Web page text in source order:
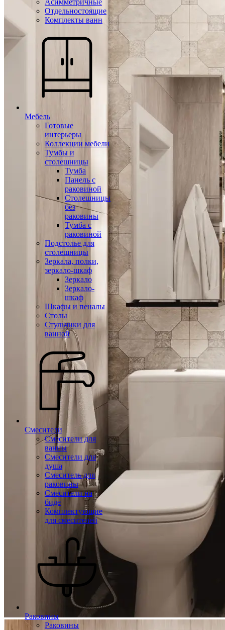
Асимметричные
Отдельностоящие
Комплекты ванн
Мебель
Готовые
интерьеры
Коллекции мебели
Тумбы и
столешницы
Тумба
Панель с
раковиной
Столешницы
без
раковины
Тумба с
раковиной
Подстолье для
столешницы
Зеркала, полки,
зеркало-шкаф
Зеркало
Зеркало-
шкаф
Шкафы и пеналы
Столы
Стульчики для
ванной
Смесители
Смесители для
ванны
Смесители для
душа
Смеситель для
раковины
Смесители на
биде
Комплектующие
для смесителей
Раковины
Раковины